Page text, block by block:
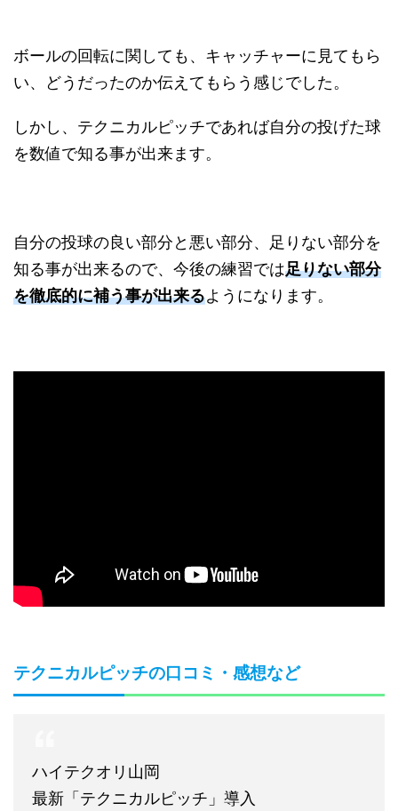
ボールの回転に関しても、キャッチャーに見てもら
い、どうだったのか伝えてもらう感じでした。
しかし、テクニカルピッチであれば自分の投げた球
を数値で知る事が出来ます。
自分の投球の良い部分と悪い部分、足りない部分を
知る事が出来るので、今後の練習では足りない部分
を徹底的に補う事が出来るようになります。
テクニカルピッチの口コミ・感想など
ハイテクオリ山岡
最新「テクニカルピッチ」導入